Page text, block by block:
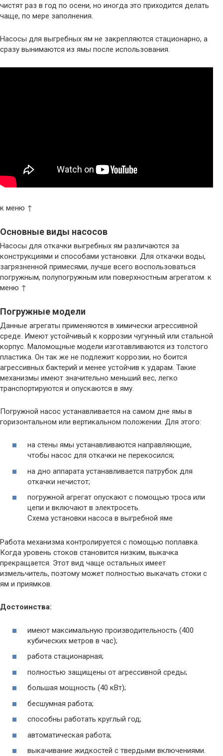
чистят раз в год по осени, но иногда это приходится делать
чаще, по мере заполнения.
Насосы для выгребных ям не закрепляются стационарно, а
сразу вынимаются из ямы после использования.
к меню ↑
Основные виды насосов
Насосы для откачки выгребных ям различаются за
конструкциями и способами установки. Для откачки воды,
загрязненной примесями, лучше всего воспользоваться
погружным, полупогружным или поверхностным агрегатом. к
меню ↑
Погружные модели
Данные агрегаты применяются в химически агрессивной
среде. Имеют устойчивый к коррозии чугунный или стальной
корпус. Маломощные модели изготавливаются из толстого
пластика. Он так же не подлежит коррозии, но боится
агрессивных бактерий и менее устойчив к ударам. Такие
механизмы имеют значительно меньший вес, легко
транспортируются и опускаются в яму.
Погружной насос устанавливается на самом дне ямы в
горизонтальном или вертикальном положении. Для этого:
на стены ямы устанавливаются направляющие,
чтобы насос для откачки не перекосился;
на дно аппарата устанавливается патрубок для
откачки нечистот;
погружной агрегат опускают с помощью троса или
цепи и включают в электросеть.
Схема установки насоса в выгребной яме
Работа механизма контролируется с помощью поплавка.
Когда уровень стоков становится низким, выкачка
прекращается. Этот вид чаще остальных имеет
измельчитель, поэтому может полностью выкачать стоки с
ям и приямков.
Достоинства:
имеют максимальную производительность (400
кубических метров в час);
работа стационарная;
полностью защищены от агрессивной среды;
большая мощность (40 кВт);
бесшумная работа;
способны работать круглый год;
автоматическая работа;
выкачивание жидкостей с твердыми включениями.